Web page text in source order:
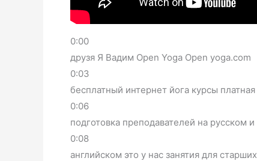
0:00
друзя Я Вадим Open Yoga Open yoga.com
0:03
бесплатный интернет йога курсы платная
0:06
подготовка преподавателей на русском и
0:08
английском это у нас занятия для старших